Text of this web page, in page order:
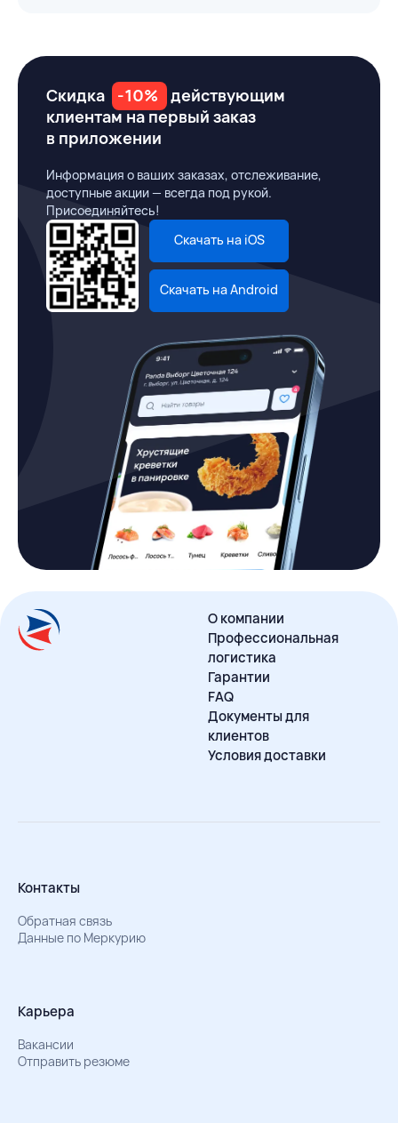
Скидка -10%
действующим
клиентам на первый заказ
в приложении
Информация о ваших заказах, отслеживание,
доступные акции — всегда под рукой.
Присоединяйтесь!
Скачать на iOS
Скачать на Android
О компании
Профессиональная
логистика
Гарантии
FAQ
Документы для
клиентов
Условия доставки
Контакты
Обратная связь
Данные по Меркурию
Карьера
Вакансии
Отправить резюме